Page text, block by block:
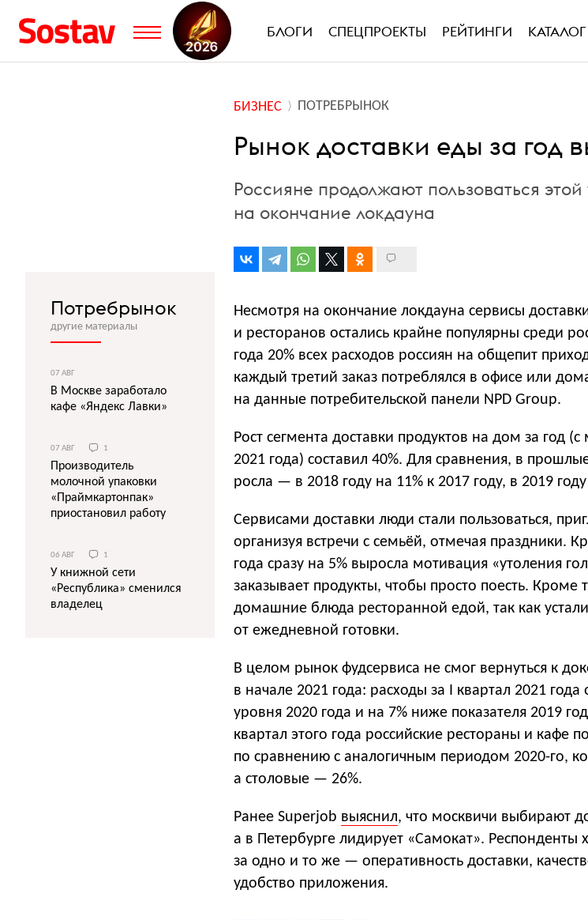
БЛОГИ СПЕЦПРОЕКТЫ РЕЙТИНГИ
БИЗНЕС ПОТРЕБРЫНОК
Рынок доставки еды за год
Россияне продолжают пользоваться этой
на окончание локдауна
Несмотря на окончание локдауна сервисы
и ресторанов остались крайне популярны среди
года 20% всех расходов россиян на общепит
каждый третий заказ потреблялся в офисе или
на данные потребительской панели NPD Group.
Рост сегмента доставки продуктов на дом за год
2021 года) составил 40%. Для сравнения, в
росла — в 2018 году на 11% к 2017 году, в 2019
Сервисами доставки люди стали пользоваться,
организуя встречи с семьёй, отмечая праздники.
года сразу на 5% выросла мотивация «утоления
заказывает продукты, чтобы просто поесть.
домашние блюда ресторанной едой, так как
от ежедневной готовки.
В целом рынок фудсервиса не смог вернуться к
в начале 2021 года: расходы за I квартал 2021
уровня 2020 года и на 7% ниже показателя 2019
квартал этого года российские рестораны и кафе
по сравнению с аналогичным периодом 2020-го,
а столовые — 26%.
Ранее Superjob выяснил, что москвичи выбирают
а в Петербурге лидирует «Самокат». Респонденты
за одно и то же — оперативность доставки,
удобство приложения.
Потребрынок
другие материалы
07 АВГ
В Москве заработало
кафе «Яндекс Лавки»
07 АВГ 1
Производитель
молочной упаковки
«Праймкартонпак»
приостановил работу
06 АВГ 1
У книжной сети
«Республика» сменился
владелец